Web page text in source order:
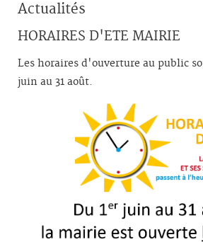
Actualités
HORAIRES D'ETE MAIRIE
Les horaires d'ouverture au public
juin au 31 août.